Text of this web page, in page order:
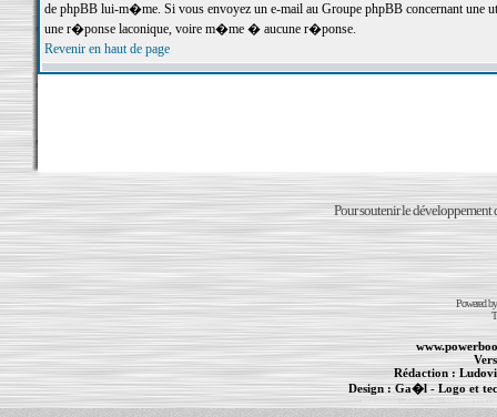
de phpBB lui-m�me. Si vous envoyez un e-mail au Groupe phpBB concernant une
une r�ponse laconique, voire m�me � aucune r�ponse.
Revenir en haut de page
Pour soutenir le développement
Powered
Rédaction :
Design :Ga�l- Logo et
Informations :